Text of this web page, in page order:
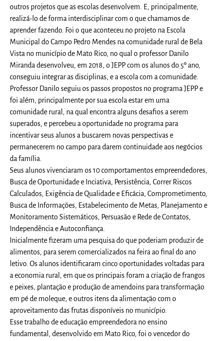
outros projetos que as escolas desenvolvem. E, principalmente,
realizá-lo de forma interdisciplinar com o que chamamos de
aprender fazendo. Foi o que aconteceu no projeto na Escola
Municipal do Campo Pedro Mendes na comunidade rural de Bela
Vista no município de Mato Rico, no qual o professor Danilo
Miranda desenvolveu, em 2018, o JEPP com os alunos do 5º ano,
conseguiu integrar as disciplinas, e a escola com a comunidade.
Professor Danilo seguiu os passos propostos no programa JEPP e
foi além, principalmente por sua escola estar em uma
comunidade rural, na qual encontra alguns desafios a serem
superados, e percebeu a oportunidade no programa para
incentivar seus alunos a buscarem novas perspectivas e
permanecerem no campo para darem continuidade aos negócios
da família.
Seus alunos vivenciaram os 10 comportamentos empreendedores,
Busca de Oportunidade e Inciativa, Persistência, Correr Riscos
Calculados, Exigência de Qualidade e Eficácia, Comprometimento,
Busca de Informações, Estabelecimento de Metas, Planejamento e
Monitoramento Sistemáticos, Persuasão e Rede de Contatos,
Independência e Autoconfiança.
Inicialmente fizeram uma pesquisa do que poderiam produzir de
alimentos, para serem comercializados na feira ao final do ano
letivo. Os alunos identificaram cinco oportunidades voltadas para
a economia rural, em que os principais foram a criação de frangos
e peixes, plantação e produção de amendoins para transformação
em pé de moleque, e outros itens da alimentação com o
aproveitamento das frutas disponíveis no município.
Esse trabalho de educação empreendedora no ensino
fundamental, desenvolvido em Mato Rico, foi o vencedor do